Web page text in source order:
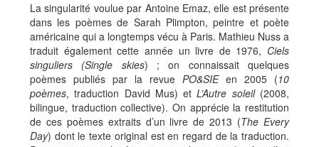
La singularité voulue par Antoine Emaz, elle est présente
dans les poèmes de Sarah Plimpton, peintre et poète
américaine qui a longtemps vécu à Paris. Mathieu Nuss a
traduit également cette année un livre de 1976, Ciels
singuliers (Single skies) ; on connaissait quelques
poèmes publiés par la revue PO&SIEen 2005 (10
poèmes, traduction David Mus) etL’Autre soleil(2008,
bilingue, traduction collective). On apprécie la restitution
de ces poèmes extraits d’un livre de 2013 (The Every
Day) dont le texte original est en regard de la traduction.